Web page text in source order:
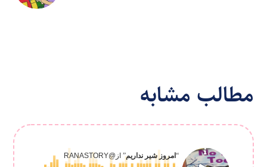
مطالب مشابه
“امروز شیر نداریم” از @RANASTORY